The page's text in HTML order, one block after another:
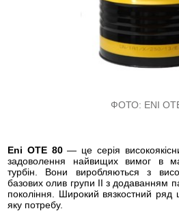
ФОТО: ENI
Eni OTE 80— це серія
задоволення найвищих вимог в
турбін. Вони виробляються з
базових олив групи II з додаванням
покоління. Широкий вязкостний ряд
яку потребу.